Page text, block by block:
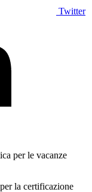
Twitter
per le vacanze
per la certificazione